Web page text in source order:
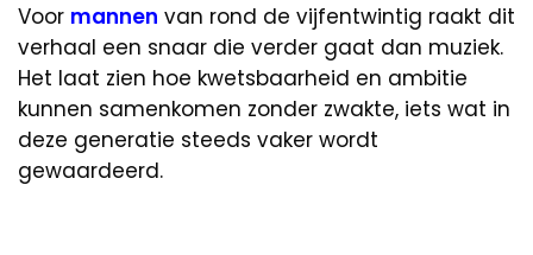
Voor mannen van rond de vijfentwintig raakt dit
verhaal een snaar die verder gaat dan muziek.
Het laat zien hoe kwetsbaarheid en ambitie
kunnen samenkomen zonder zwakte, iets wat in
deze generatie steeds vaker wordt
gewaardeerd.